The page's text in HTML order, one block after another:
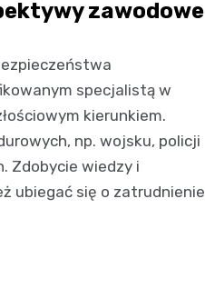
zawodowe
specjalistą w
kierunkiem.
np. wojsku, policji
Zdobycie wiedzy i
ubiegać się o zatrudnienie